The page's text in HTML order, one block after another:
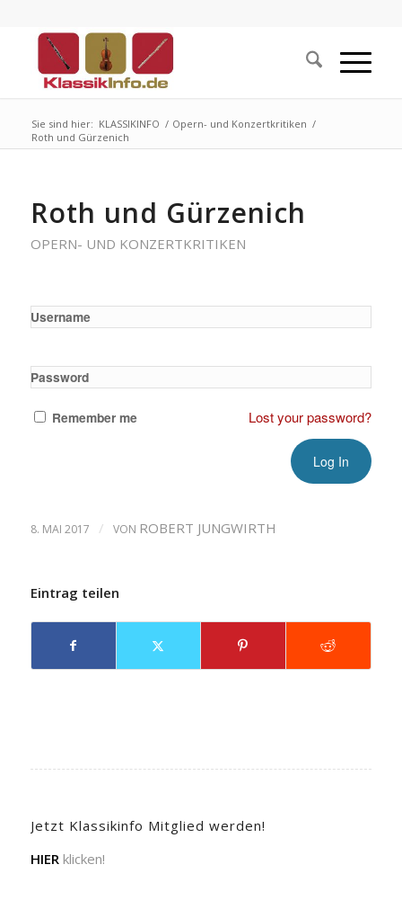
Sie sind hier: KLASSIKINFO / Opern- und Konzertkritiken /
Roth und Gürzenich
Roth und Gürzenich
OPERN- UND KONZERTKRITIKEN
Username
Password
Remember me Lost your password?
8. MAI 2017 / VON ROBERT JUNGWIRTH
Eintrag teilen
Jetzt Klassikinfo Mitglied werden!
HIER klicken!